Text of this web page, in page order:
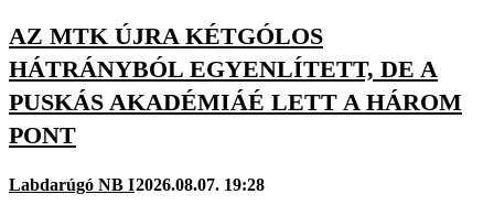
AZ MTK ÚJRA KÉTGÓLOS
HÁTRÁNYBÓL EGYENLÍTETT, DE A
PUSKÁS AKADÉMIÁÉ LETT A HÁROM
PONT
Labdarúgó NB I2026.08.07. 19:28